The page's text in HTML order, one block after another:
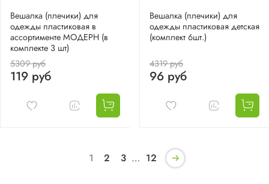
Вешалка (плечики) для
одежды пластиковая в
ассортименте МОДЕРН (в
комплекте 3 шт)
5309 руб
119 руб
Вешалка (плечики) для
одежды пластиковая детская
(комплект 6шт.)
4319 руб
96 руб
1 2 3 … 12